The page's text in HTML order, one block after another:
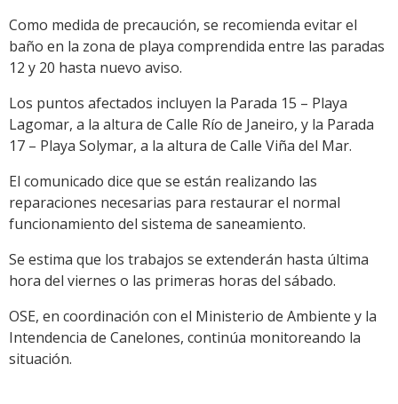
Como medida de precaución, se recomienda evitar el
baño en la zona de playa comprendida entre las paradas
12 y 20 hasta nuevo aviso.
Los puntos afectados incluyen la Parada 15 – Playa
Lagomar, a la altura de Calle Río de Janeiro, y la Parada
17 – Playa Solymar, a la altura de Calle Viña del Mar.
El comunicado dice que se están realizando las
reparaciones necesarias para restaurar el normal
funcionamiento del sistema de saneamiento.
Se estima que los trabajos se extenderán hasta última
hora del viernes o las primeras horas del sábado.
OSE, en coordinación con el Ministerio de Ambiente y la
Intendencia de Canelones, continúa monitoreando la
situación.